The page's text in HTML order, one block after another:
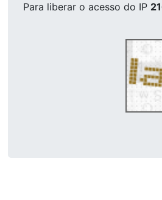
Para liberar o acesso do IP